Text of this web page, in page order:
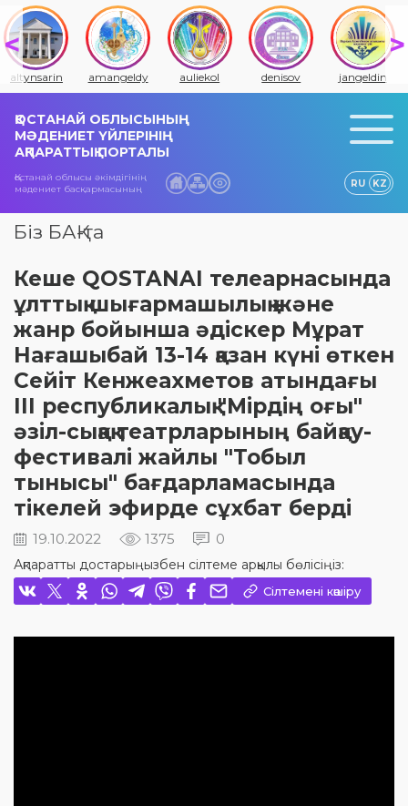
altynsarin amangeldy auliekol denisov jangeldin
ҚОСТАНАЙ ОБЛЫСЫНЫҢ
МӘДЕНИЕТ ҮЙЛЕРІНІҢ
АҚПАРАТТЫҚ ПОРТАЛЫ
Қостанай облысы әкімдігінің
мәдениет басқармасының
RU KZ
Біз БАҚ-та
Кеше QOSTANAI телеарнасында
ұлттық шығармашылық және
жанр бойынша әдіскер Мұрат
Нағашыбай 13-14 қазан күні өткен
Сейіт Кенжеахметов атындағы
ІІІ республикалық "Мірдің оғы"
әзіл-сықақ театрларының байқау-
фестивалі жайлы "Тобыл
тынысы" бағдарламасында
тікелей эфирде сұхбат берді
19.10.2022 1375 0
Ақпаратты достарыңызбен сілтеме арқылы бөлісіңіз:
Сілтемені көшіру